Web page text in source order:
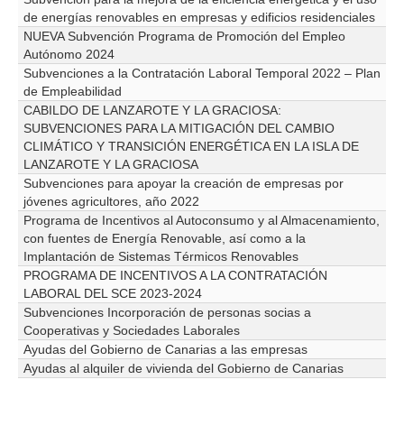
de energías renovables en empresas y edificios residenciales
NUEVA Subvención Programa de Promoción del Empleo
Autónomo 2024
Subvenciones a la Contratación Laboral Temporal 2022 – Plan
de Empleabilidad
CABILDO DE LANZAROTE Y LA GRACIOSA:
SUBVENCIONES PARA LA MITIGACIÓN DEL CAMBIO
CLIMÁTICO Y TRANSICIÓN ENERGÉTICA EN LA ISLA DE
LANZAROTE Y LA GRACIOSA
Subvenciones para apoyar la creación de empresas por
jóvenes agricultores, año 2022
Programa de Incentivos al Autoconsumo y al Almacenamiento,
con fuentes de Energía Renovable, así como a la
Implantación de Sistemas Térmicos Renovables
PROGRAMA DE INCENTIVOS A LA CONTRATACIÓN
LABORAL DEL SCE 2023-2024
Subvenciones Incorporación de personas socias a
Cooperativas y Sociedades Laborales
Ayudas del Gobierno de Canarias a las empresas
Ayudas al alquiler de vivienda del Gobierno de Canarias